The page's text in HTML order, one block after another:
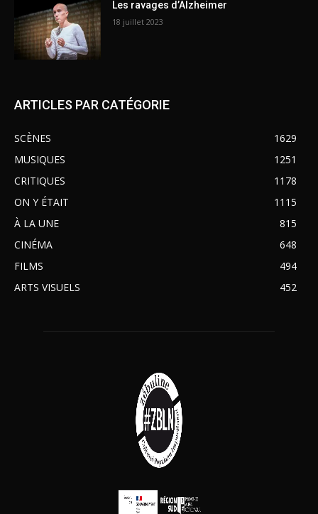
Les ravages d’Alzheimer
18 juillet 2023
ARTICLES PAR CATÉGORIE
SCÈNES
1629
MUSIQUES
1251
CRITIQUES
1178
ON Y ÉTAIT
1115
À LA UNE
815
CINÉMA
648
FILMS
494
ARTS VISUELS
452